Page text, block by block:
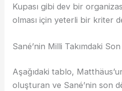
Kupası gibi dev bir
olması için yeterli bir kriter
Sané’nin Milli Takımdaki
Aşağıdaki tablo,
oluşturan ve Sané’nin son